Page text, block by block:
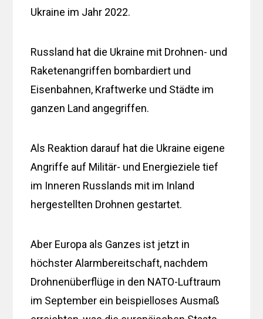
Ukraine im Jahr 2022.
Russland hat die Ukraine mit Drohnen- und
Raketenangriffen bombardiert und
Eisenbahnen, Kraftwerke und Städte im
ganzen Land angegriffen.
Als Reaktion darauf hat die Ukraine eigene
Angriffe auf Militär- und Energieziele tief
im Inneren Russlands mit im Inland
hergestellten Drohnen gestartet.
Aber Europa als Ganzes ist jetzt in
höchster Alarmbereitschaft, nachdem
Drohnenüberflüge in den NATO-Luftraum
im September ein beispielloses Ausmaß